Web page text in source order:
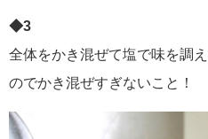
◆3
全体をかき混ぜて塩で味を調
のでかき混ぜすぎないこと！